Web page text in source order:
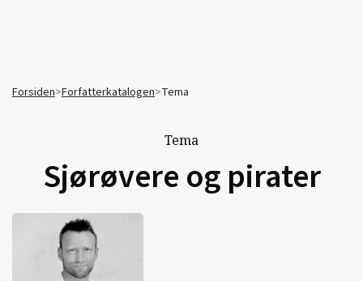
Forsiden>Forfatterkatalogen>Tema
Tema
Sjørøvere og pirater